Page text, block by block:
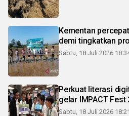
Kementan
demi tingkatkan
Sabtu, 18 Juli 2026
Perkuat literasi
gelar IMPACT
Sabtu, 18 Juli 2026 18:21